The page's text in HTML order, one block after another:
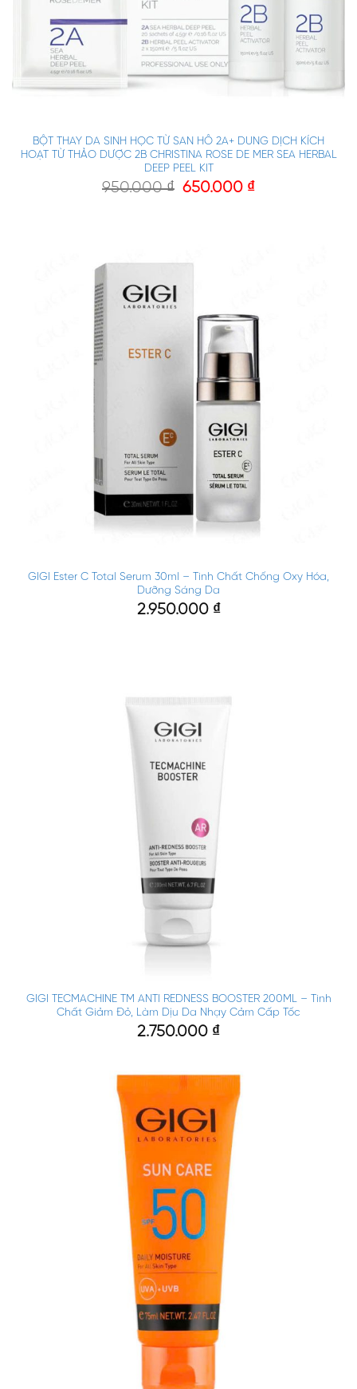
BỘT THAY DA SINH HỌC TỪ SAN HÔ 2A+ DUNG DỊCH KÍCH
HOẠT TỪ THẢO DƯỢC 2B CHRISTINA ROSE DE MER SEA HERBAL
DEEP PEEL KIT
950.000₫ 650.000 ₫
GIGI Ester C Total Serum 30ml – Tinh Chất Chống Oxy Hóa,
Dưỡng Sáng Da
2.950.000 ₫
GIGI TECMACHINE TM ANTI REDNESS BOOSTER 200ML – Tinh
Chất Giảm Đỏ, Làm Dịu Da Nhạy Cảm Cấp Tốc
2.750.000 ₫